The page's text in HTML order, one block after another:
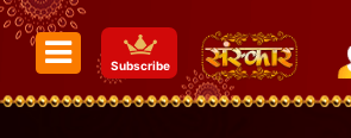
Subscribe